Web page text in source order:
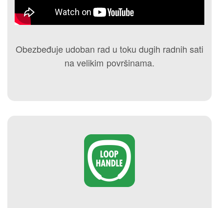
Obezbeđuje udoban rad u toku dugih radnih sati
na velikim površinama.